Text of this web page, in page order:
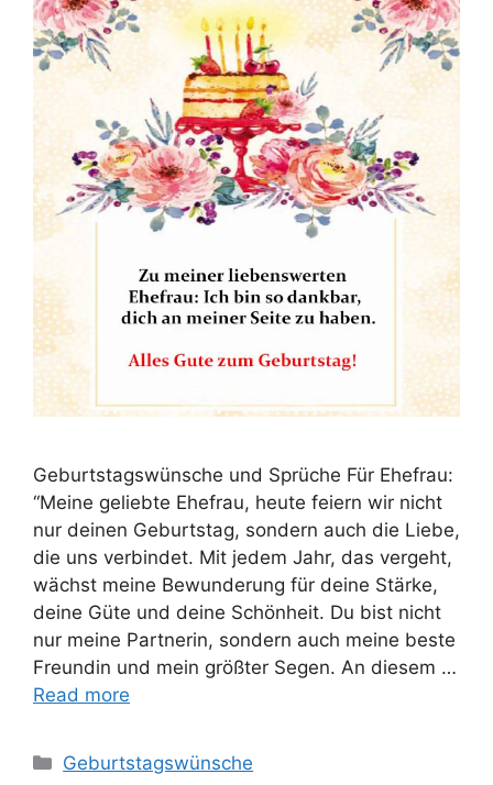
Geburtstagswünsche und Sprüche Für Ehefrau:
“Meine geliebte Ehefrau, heute feiern wir nicht
nur deinen Geburtstag, sondern auch die Liebe,
die uns verbindet. Mit jedem Jahr, das vergeht,
wächst meine Bewunderung für deine Stärke,
deine Güte und deine Schönheit. Du bist nicht
nur meine Partnerin, sondern auch meine beste
Freundin und mein größter Segen. An diesem …
Read more
Categories
Geburtstagswünsche